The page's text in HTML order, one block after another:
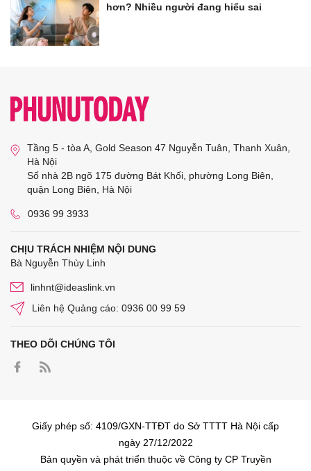
hơn? Nhiều người đang hiểu sai
Tầng 5 - tòa A, Gold Season 47 Nguyễn Tuân, Thanh Xuân,
Hà Nội
Số nhà 2B ngõ 175 đường Bát Khối, phường Long Biên,
quận Long Biên, Hà Nội
0936 99 3933
CHỊU TRÁCH NHIỆM NỘI DUNG
Bà Nguyễn Thùy Linh
linhnt@ideaslink.vn
Liên hệ Quảng cáo: 0936 00 99 59
THEO DÕI CHÚNG TÔI
Giấy phép số: 4109/GXN-TTĐT do Sở TTTT Hà Nội cấp
ngày 27/12/2022
Bản quyền và phát triển thuộc về Công ty CP Truyền